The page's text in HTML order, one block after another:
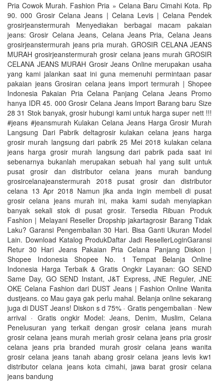
Pria Cowok Murah. Fashion Pria » Celana Baru Cimahi Kota. Rp
90. 000 Grosir Celana Jeans | Celana Levis | Celana Pendek
grosirjeanstermurah Menyediakan berbagai macam pakaian
jeans: Grosir Celana Jeans, Celana Jeans Pria, Celana Jeans
grosirjeanstermurah jeans pria murah. GROSIR CELANA JEANS
MURAH grosirjeanstermurah grosir celana jeans murah GROSIR
CELANA JEANS MURAH Grosir Jeans Online merupakan usaha
yang kami jalankan saat ini guna memenuhi permintaan pasar
pakaian jeans Grosiran celana jeans import termurah | Shopee
Indonesia Pakaian Pria Celana Panjang Celana Jeans Promo
hanya IDR 45. 000 Grosir Celana Jeans Import Barang baru Size
28 31 Stok banyak, grosir hubungi kami untuk harga super nett !!!
#jeans #jeansmurah Kulakan Celana Jeans Harga Grosir Murah
Langsung Dari Pabrik deltagrosir kulakan celana jeans harga
grosir murah langsung dari pabrik 25 Mei 2018 kulakan celana
jeans harga grosir murah langsung dari pabrik pada saat ini
sebenarnya bukanlah merupakan sebuah hal yang sulit untuk
pusat grosir dan distributor celana jeans murah bandung
grosircelanajeanstermurah 2018 pusat grosir dan distributor
celana 13 Apr 2018 Namun jika anda ingin membeli di pusat
grosir celana jeans murah ini, maka kami sudah menyiapkan
banyak sekali stok di pusat grosir. Tersedia Ribuan Produk
Fashion | Melayani Reseller Dropship‎ jakartagrosir Barang Tidak
Laku? Garansi Pengembalian 30 Hari. Bisa Ganti Ukuran Model
Lain. Download Katalog ProdukDaftar Jadi ResellerLoginGaransi
Retur 30 Hari Jeans Pakaian Pria Celana Panjang Diskon |
Shopee Indonesia‎ Shopee No. 1 Tempat Belanja Online
Indonesia Harga Terbaik & Gratis Ongkir Layanan: GO SEND
Same Day, GO SEND Instant, J&T Express, JNE Reguler, JNE
OKE Celana Fashion dari DUST Jeans | Fashion Online Wanita‎
dustjeans. co Mau gaya gak perlu mahal. Belanja online sekarang
juga di DUST Jeans! Diskon s d 75% · Gratis pengembalian · New
arrival · Gratis ongkir Model: Jeans, Denim, Muslim, Celana
Penelusuran yang terkait dengan grosir celana jeans murah
grosir celana jeans murah meriah grosir celana jeans pria grosir
celana jeans pria branded murah grosir celana jeans wanita
grosir celana jeans tanah abang grosir celana jeans levis kw1
distributor celana jeans kota cimahi, jawa barat grosir celana
jeans bandung